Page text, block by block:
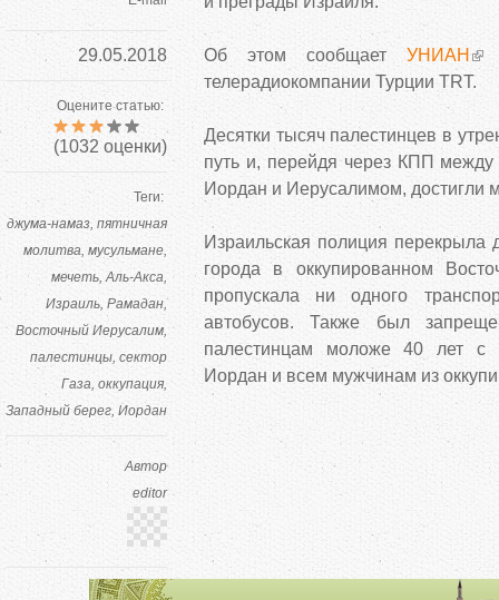
29.05.2018
Оцените статью:
(1032оценки)
Теги:
джума-намаз пятничная
молитва мусульмане
мечеть Аль-Акса
Израиль Рамадан
Восточный Иерусалим
палестинцы сектор
Газа оккупация
Западный берег Иордан
Автор
editor
Об этом сообщает УНИАН
телерадиокомпании Турции TRT.
Десятки тысяч палестинцев в
путь и, перейдя через КПП
Иордан и Иерусалимом, достигли
Израильская полиция перекрыла
города в оккупированном
пропускала ни одного
автобусов. Также был
палестинцам моложе 40 лет с
Иордан и всем мужчинам из